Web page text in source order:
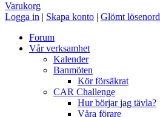
Varukorg
Logga in | Skapa konto | Glömt lösenord
Forum
Vår verksamhet
Kalender
Banmöten
Kör försäkrat
CAR Challenge
Hur börjar jag tävla?
Våra förare